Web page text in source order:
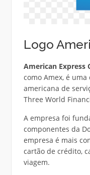
Logo
American Express
como Amex, é
americana de
Three World
A empresa foi
componentes da
empresa é mais
cartão de crédito,
viagem.